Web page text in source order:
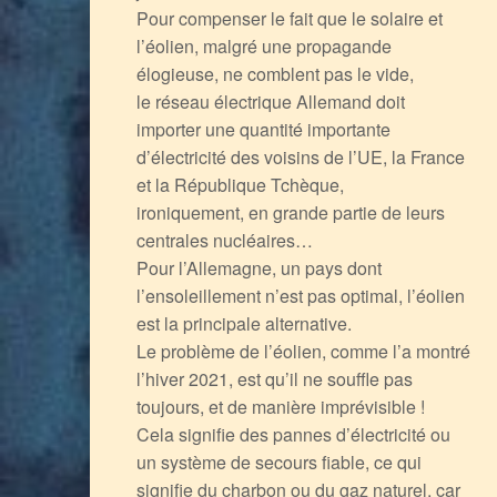
Pour compenser le fait que le solaire et
l’éolien, malgré une propagande
élogieuse, ne comblent pas le vide,
le réseau électrique Allemand doit
importer une quantité importante
d’électricité des voisins de l’UE, la France
et la République Tchèque,
ironiquement, en grande partie de leurs
centrales nucléaires…
Pour l’Allemagne, un pays dont
l’ensoleillement n’est pas optimal, l’éolien
est la principale alternative.
Le problème de l’éolien, comme l’a montré
l’hiver 2021, est qu’il ne souffle pas
toujours, et de manière imprévisible !
Cela signifie des pannes d’électricité ou
un système de secours fiable, ce qui
signifie du charbon ou du gaz naturel, car